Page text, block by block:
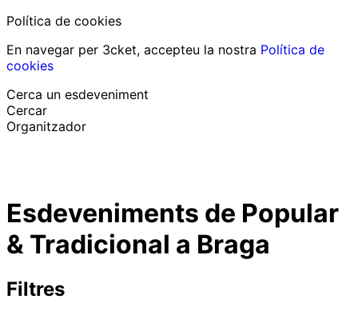
Política de cookies
En navegar per 3cket, accepteu la nostra Política de
cookies
Cerca un esdeveniment
Cercar
Organitzador
Suport al participantHe perdut la meva entrada
LoginPromoure esdeveniment
Esdeveniments de Popular
& Tradicional a Braga
Filtres